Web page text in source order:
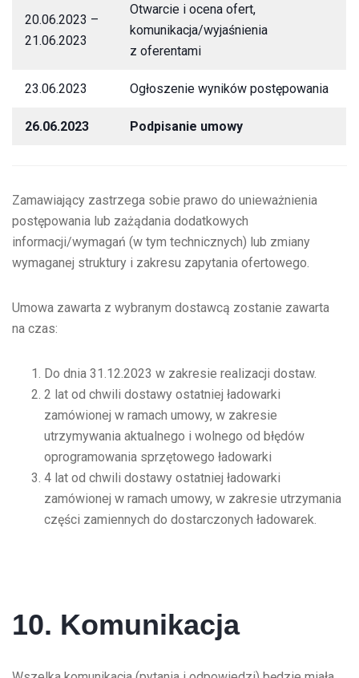
20.06.2023 –
21.06.2023
Otwarcie i ocena ofert,
komunikacja/wyjaśnienia
z oferentami
23.06.2023 Ogłoszenie wyników postępowania
26.06.2023 Podpisanie umowy
Zamawiający zastrzega sobie prawo do unieważnienia
postępowania lub zażądania dodatkowych
informacji/wymagań (w tym technicznych) lub zmiany
wymaganej struktury i zakresu zapytania ofertowego.
Umowa zawarta z wybranym dostawcą zostanie zawarta
na czas:
Do dnia 31.12.2023 w zakresie realizacji dostaw.
2 lat od chwili dostawy ostatniej ładowarki
zamówionej w ramach umowy, w zakresie
utrzymywania aktualnego i wolnego od błędów
oprogramowania sprzętowego ładowarki
4 lat od chwili dostawy ostatniej ładowarki
zamówionej w ramach umowy, w zakresie utrzymania
części zamiennych do dostarczonych ładowarek.
10. Komunikacja